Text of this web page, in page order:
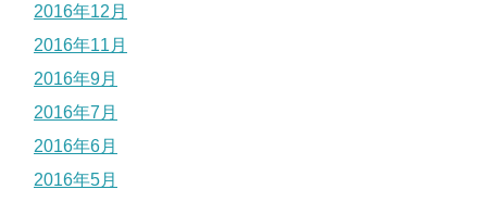
2016年12月
2016年11月
2016年9月
2016年7月
2016年6月
2016年5月